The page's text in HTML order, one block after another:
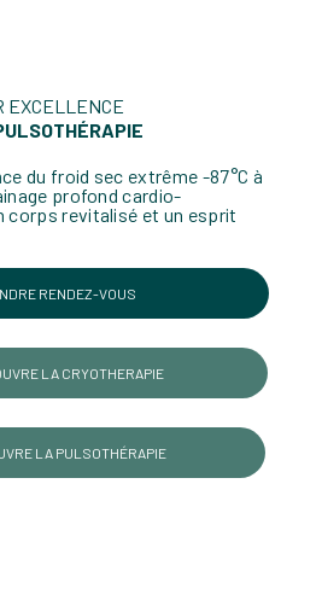
EXCELLENCE
du froid sec extrême -87°C à
profond cardio-
corps revitalisé et un esprit
RENDEZ-VOUS
LA CRYOTHERAPIE
LA PULSOTHÉRAPIE